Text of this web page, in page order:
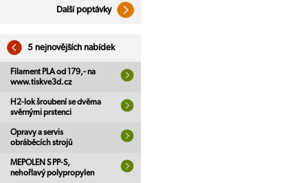
Další poptávky
5 nejnovějších nabídek
Filament PLA od 179,- na
www.tiskve3d.cz
H2-lok šroubení se dvěma
svěrnými prstenci
Opravy a servis
obráběcích strojů
MEPOLEN S PP-S,
nehořlavý polypropylen